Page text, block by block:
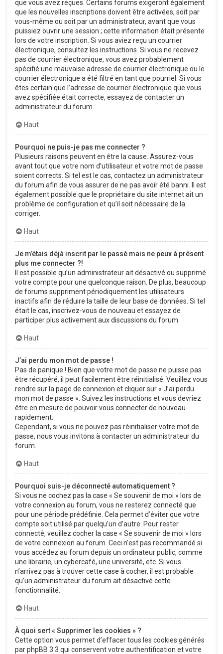
que vous avez reçues. Certains forums exigeront également
que les nouvelles inscriptions doivent être activées, soit par
vous-même ou soit par un administrateur, avant que vous
puissiez ouvrir une session ; cette information était présente
lors de votre inscription. Si vous aviez reçu un courrier
électronique, consultez les instructions. Si vous ne recevez
pas de courrier électronique, vous avez probablement
spécifié une mauvaise adresse de courrier électronique ou le
courrier électronique a été filtré en tant que pourriel. Si vous
êtes certain que l’adresse de courrier électronique que vous
avez spécifiée était correcte, essayez de contacter un
administrateur du forum.
Haut
Pourquoi ne puis-je pas me connecter ?
Plusieurs raisons peuvent en être la cause. Assurez-vous
avant tout que votre nom d’utilisateur et votre mot de passe
soient corrects. Si tel est le cas, contactez un administrateur
du forum afin de vous assurer de ne pas avoir été banni. Il est
également possible que le propriétaire du site internet ait un
problème de configuration et qu’il soit nécessaire de la
corriger.
Haut
Je m’étais déjà inscrit par le passé mais ne peux à présent
plus me connecter ?!
Il est possible qu’un administrateur ait désactivé ou supprimé
votre compte pour une quelconque raison. De plus, beaucoup
de forums suppriment périodiquement les utilisateurs
inactifs afin de réduire la taille de leur base de données. Si tel
était le cas, inscrivez-vous de nouveau et essayez de
participer plus activement aux discussions du forum.
Haut
J’ai perdu mon mot de passe !
Pas de panique ! Bien que votre mot de passe ne puisse pas
être récupéré, il peut facilement être réinitialisé. Veuillez vous
rendre sur la page de connexion et cliquer sur « J’ai perdu
mon mot de passe ». Suivez les instructions et vous devriez
être en mesure de pouvoir vous connecter de nouveau
rapidement.
Cependant, si vous ne pouvez pas réinitialiser votre mot de
passe, nous vous invitons à contacter un administrateur du
forum.
Haut
Pourquoi suis-je déconnecté automatiquement ?
Si vous ne cochez pas la case « Se souvenir de moi » lors de
votre connexion au forum, vous ne resterez connecté que
pour une période prédéfinie. Cela permet d’éviter que votre
compte soit utilisé par quelqu’un d’autre. Pour rester
connecté, veuillez cocher la case « Se souvenir de moi » lors
de votre connexion au forum. Ceci n’est pas recommandé si
vous accédez au forum depuis un ordinateur public, comme
une librairie, un cybercafé, une université, etc. Si vous
n’arrivez pas à trouver cette case à cocher, il est probable
qu’un administrateur du forum ait désactivé cette
fonctionnalité.
Haut
À quoi sert « Supprimer les cookies » ?
Cette option vous permet d’effacer tous les cookies générés
par phpBB 3.3 qui conservent votre authentification et votre